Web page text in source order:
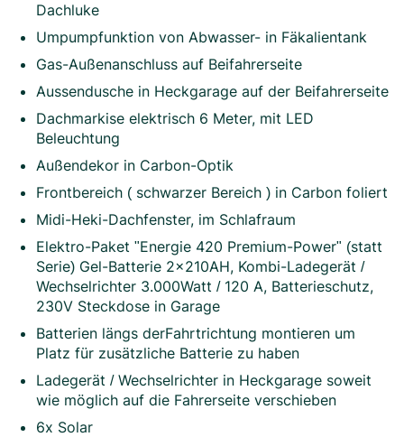
Dachluke
Umpumpfunktion von Abwasser- in Fäkalientank
Gas-Außenanschluss auf Beifahrerseite
Aussendusche in Heckgarage auf der Beifahrerseite
Dachmarkise elektrisch 6 Meter, mit LED
Beleuchtung
Außendekor in Carbon-Optik
Frontbereich ( schwarzer Bereich ) in Carbon foliert
Midi-Heki-Dachfenster, im Schlafraum
Elektro-Paket "Energie 420 Premium-Power" (statt
Serie) Gel-Batterie 2x210AH, Kombi-Ladegerät /
Wechselrichter 3.000Watt / 120 A, Batterieschutz,
230V Steckdose in Garage
Batterien längs derFahrtrichtung montieren um
Platz für zusätzliche Batterie zu haben
Ladegerät / Wechselrichter in Heckgarage soweit
wie möglich auf die Fahrerseite verschieben
6x Solar